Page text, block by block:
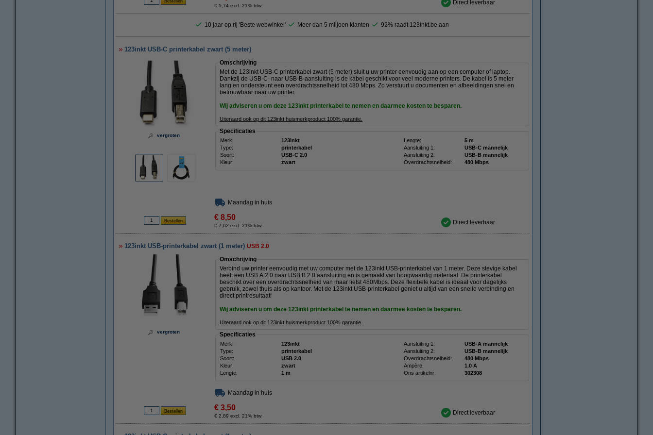
€ 5,74 excl. 21% btw Direct leverbaar
10 jaar op rij 'Beste webwinkel' Meer dan 5 miljoen klanten 92% raadt 123inkt.be aan
123inkt USB-C printerkabel zwart (5 meter)
vergroten
Omschrijving
Met de 123inkt USB-C printerkabel zwart (5 meter) sluit u uw printer eenvoudig aan op een computer of laptop.
Dankzij de USB-C- naar USB-B-aansluiting is de kabel geschikt voor veel moderne printers. De kabel is 5 meter
lang en ondersteunt een overdrachtssnelheid tot 480 Mbps. Zo verstuurt u documenten en afbeeldingen snel en
betrouwbaar naar uw printer.
Wij adviseren u om deze 123inkt printerkabel te nemen en daarmee kosten te besparen.
Uiteraard ook op dit 123inkt huismerkproduct 100% garantie.
Specificaties
Merk: 123inkt Lengte:
5 m
Type:
printerkabel Aansluiting 1:
USB-C mannelijk
Soort:
USB-C 2.0 Aansluiting 2:
USB-B mannelijk
Kleur:
zwart Overdrachtsnelheid: 480 Mbps
Maandag in huis
€ 8,50
€ 7,02 excl. 21% btw Direct leverbaar
123inkt USB-printerkabel zwart (1 meter) USB 2.0
vergroten
Omschrijving
Verbind uw printer eenvoudig met uw computer met de 123inkt USB-printerkabel van 1 meter. Deze stevige kabel
heeft een USB A 2.0 naar USB B 2.0 aansluiting en is gemaakt van hoogwaardig materiaal. De printerkabel
beschikt over een overdrachtssnelheid van maar liefst 480Mbps. Deze flexibele kabel is ideaal voor dagelijks
gebruik, zowel thuis als op kantoor. Met de 123inkt USB-printerkabel geniet u altijd van een snelle verbinding en
direct printresultaat!
Wij adviseren u om deze 123inkt printerkabel te nemen en daarmee kosten te besparen.
Uiteraard ook op dit 123inkt huismerkproduct 100% garantie.
Specificaties
Merk: 123inkt Aansluiting 1:
USB-A mannelijk
Type:
printerkabel Aansluiting 2:
USB-B mannelijk
Soort:
USB 2.0 Overdrachtsnelheid:
480 Mbps
Kleur:
zwart Ampère:
1.0 A
Lengte:
1 m Ons artikelnr: 302308
Maandag in huis
€ 3,50
€ 2,89 excl. 21% btw Direct leverbaar